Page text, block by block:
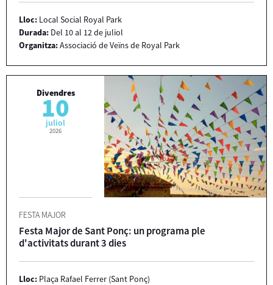
Lloc: Local Social Royal Park
Durada: Del 10 al 12 de juliol
Organitza:Associació de Veïns de Royal Park
Divendres
10
juliol
2026
FESTA MAJOR
Festa Major de Sant Ponç: un programa ple
d'activitats durant 3 dies
Lloc: Plaça Rafael Ferrer (Sant Ponç)